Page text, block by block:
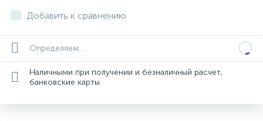
Добавить к сравнению
Определяем...
Наличными при получении и безналичный расчет,
банковские карты